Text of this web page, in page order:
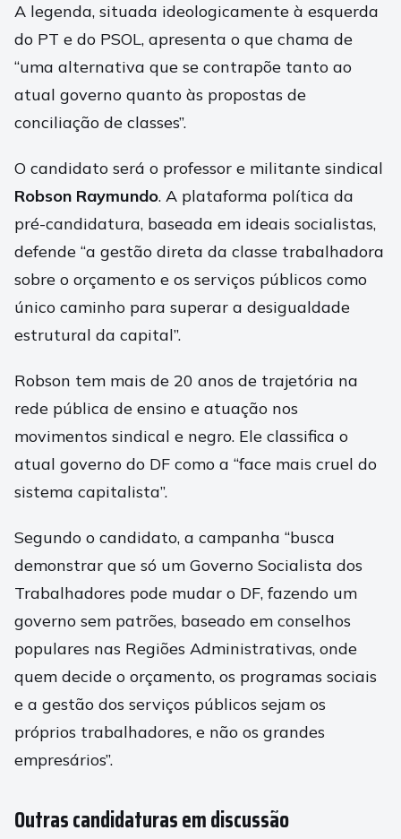
A legenda, situada ideologicamente à esquerda
do PT e do PSOL, apresenta o que chama de
“uma alternativa que se contrapõe tanto ao
atual governo quanto às propostas de
conciliação de classes”.
O candidato será o professor e militante sindical
Robson Raymundo. A plataforma política da
pré-candidatura, baseada em ideais socialistas,
defende “a gestão direta da classe trabalhadora
sobre o orçamento e os serviços públicos como
único caminho para superar a desigualdade
estrutural da capital”.
Robson tem mais de 20 anos de trajetória na
rede pública de ensino e atuação nos
movimentos sindical e negro. Ele classifica o
atual governo do DF como a “face mais cruel do
sistema capitalista”.
Segundo o candidato, a campanha “busca
demonstrar que só um Governo Socialista dos
Trabalhadores pode mudar o DF, fazendo um
governo sem patrões, baseado em conselhos
populares nas Regiões Administrativas, onde
quem decide o orçamento, os programas sociais
e a gestão dos serviços públicos sejam os
próprios trabalhadores, e não os grandes
empresários”.
Outras candidaturas em discussão